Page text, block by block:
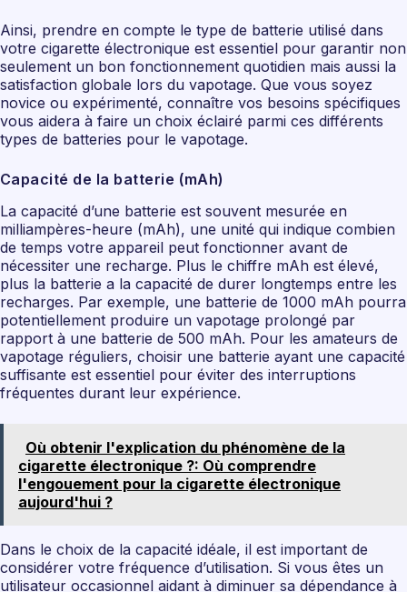
Ainsi, prendre en compte le type de batterie utilisé dans
votre cigarette électronique est essentiel pour garantir non
seulement un bon fonctionnement quotidien mais aussi la
satisfaction globale lors du vapotage. Que vous soyez
novice ou expérimenté, connaître vos besoins spécifiques
vous aidera à faire un choix éclairé parmi ces différents
types de batteries pour le vapotage.
Capacité de la batterie (mAh)
La capacité d’une batterie est souvent mesurée en
milliampères-heure (mAh), une unité qui indique combien
de temps votre appareil peut fonctionner avant de
nécessiter une recharge. Plus le chiffre mAh est élevé,
plus la batterie a la capacité de durer longtemps entre les
recharges. Par exemple, une batterie de 1000 mAh pourra
potentiellement produire un vapotage prolongé par
rapport à une batterie de 500 mAh. Pour les amateurs de
vapotage réguliers, choisir une batterie ayant une capacité
suffisante est essentiel pour éviter des interruptions
fréquentes durant leur expérience.
Où obtenir l'explication du phénomène de la
cigarette électronique ?: Où comprendre
l'engouement pour la cigarette électronique
aujourd'hui ?
Dans le choix de la capacité idéale, il est important de
considérer votre fréquence d’utilisation. Si vous êtes un
utilisateur occasionnel aidant à diminuer sa dépendance à